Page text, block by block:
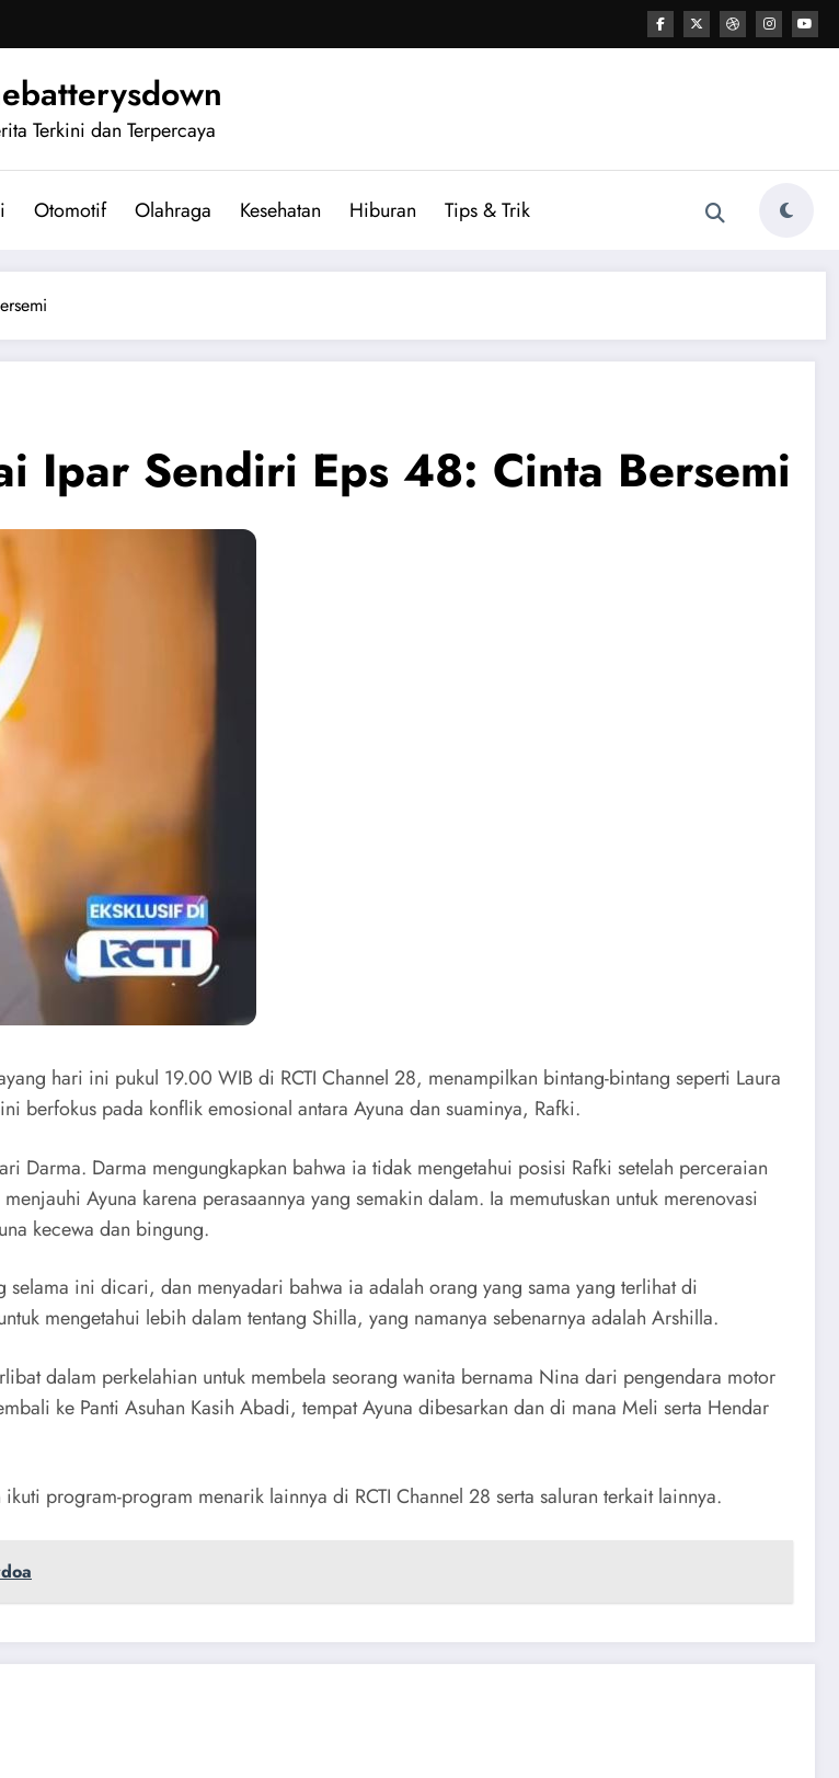
Terkini dan Terpercaya
Otomotif Olahraga Kesehatan Hiburan Tips & Trik
Ipar Sendiri Eps 48: Cinta Bersemi
hari ini pukul 19.00 WIB di RCTI Channel 28, menampilkan bintang-bintang seperti Laura
pada konflik emosional antara Ayuna dan suaminya, Rafki.
Darma. Darma mengungkapkan bahwa ia tidak mengetahui posisi Rafki setelah perceraian
Ayuna karena perasaannya yang semakin dalam. Ia memutuskan untuk merenovasi
kecewa dan bingung.
selama ini dicari, dan menyadari bahwa ia adalah orang yang sama yang terlihat di
mengetahui lebih dalam tentang Shilla, yang namanya sebenarnya adalah Arshilla.
dalam perkelahian untuk membela seorang wanita bernama Nina dari pengendara motor
ke Panti Asuhan Kasih Abadi, tempat Ayuna dibesarkan dan di mana Meli serta Hendar
program-program menarik lainnya di RCTI Channel 28 serta saluran terkait lainnya.